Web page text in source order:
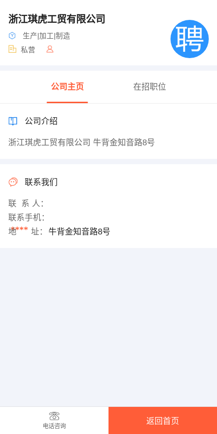
浙江琪虎工贸有限公司
生产|加工|制造
私营
公司主页 在招职位
公司介绍
浙江琪虎工贸有限公司 牛背金知音路8号
联系我们
联 系 人：
联系手机：
****
地 址： 牛背金知音路8号
电话咨询
返回首页